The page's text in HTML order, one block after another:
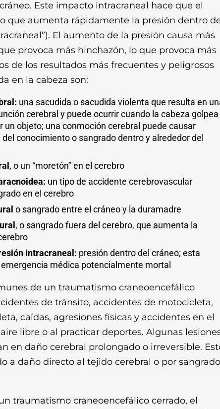
Este impacto intracraneal hace que el
que aumenta rápidamente la presión dentro
El aumento de la presión causa más
provoca más hinchazón, lo que provoca más
de los resultados más frecuentes y peligrosos
en la cabeza son:
una sacudida o sacudida violenta que resulta en
cerebral y puede ocurrir cuando la cabeza golpea
un objeto; una conmoción cerebral puede causar
conocimiento o sangrado dentro y alrededor del
, o un “moretón” en el cerebro
un tipo de accidente cerebrovascular
en el cerebro
o sangrado entre el cráneo y la duramadre
, o sangrado fuera del cerebro, que aumenta la
intracraneal: presión dentro del cráneo; esta
médica potencialmente mortal
de un traumatismo craneoencefálico
de tránsito, accidentes de motocicleta,
caídas, agresiones físicas y accidentes en el
libre o al practicar deportes. Algunas
en daño cerebral prolongado o irreversible.
a daño directo al tejido cerebral o por sangrado
traumatismo craneoencefálico cerrado, el